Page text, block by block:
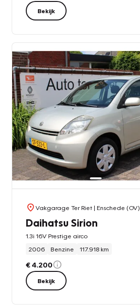
Bekijk
Vakgarage Ter Riet| Enschede (OV)
Daihatsu Sirion
1.3i 16V Prestige airco
2006
Benzine 117.918 km
€ 4.200
Bekijk